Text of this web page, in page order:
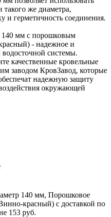
же диаметра,
и герметичность соединения.
мм с порошковым
- надежное и
системы.
качественные кровельные
заводом КровЗавод, которые
надежную защиту
окружающей
140 мм, Порошковое
красный) с доставкой по
153 руб.